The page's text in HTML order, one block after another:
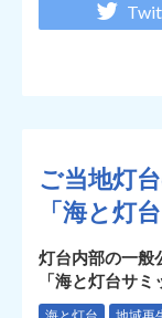
ご当地灯
「海と灯
灯台内部の一般
「海と灯台サ